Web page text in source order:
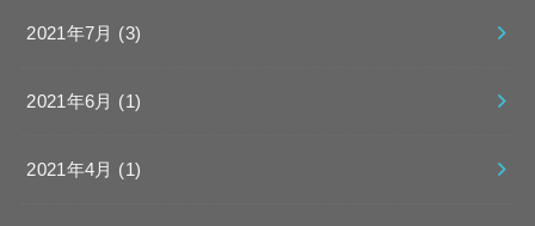
2021年7月 (3)
2021年6月 (1)
2021年4月 (1)